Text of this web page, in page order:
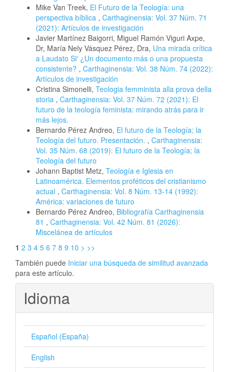
Mike Van Treek, El Futuro de la Teología: una
perspectiva bíblica , Carthaginensia: Vol. 37 Núm. 71
(2021): Artículos de investigación
Javier Martínez Baigorri, Miguel Ramón Viguri Axpe,
Dr, María Nely Vásquez Pérez, Dra, Una mirada crítica
a Laudato Si' ¿Un documento más o una propuesta
consistente? , Carthaginensia: Vol. 38 Núm. 74 (2022):
Artículos de investigación
Cristina Simonelli, Teologia femminista alla prova della
storia , Carthaginensia: Vol. 37 Núm. 72 (2021): El
futuro de la teología feminista: mirando atrás para ir
más lejos.
Bernardo Pérez Andreo, El futuro de la Teología; la
Teología del futuro. Presentación. , Carthaginensia:
Vol. 35 Núm. 68 (2019): El futuro de la Teología; la
Teología del futuro
Johann Baptist Metz, Teología e Iglesia en
Latinoamérica. Elementos proféticos del cristianismo
actual , Carthaginensia: Vol. 8 Núm. 13-14 (1992):
América: variaciones de futuro
Bernardo Pérez Andreo, Bibliografía Carthaginensia
81 , Carthaginensia: Vol. 42 Núm. 81 (2026):
Miscelánea de artículos
1 2 3 4 5 6 7 8 9 10 > >>
También puede Iniciar una búsqueda de similitud avanzada
para este artículo.
Idioma
Español (España)
English